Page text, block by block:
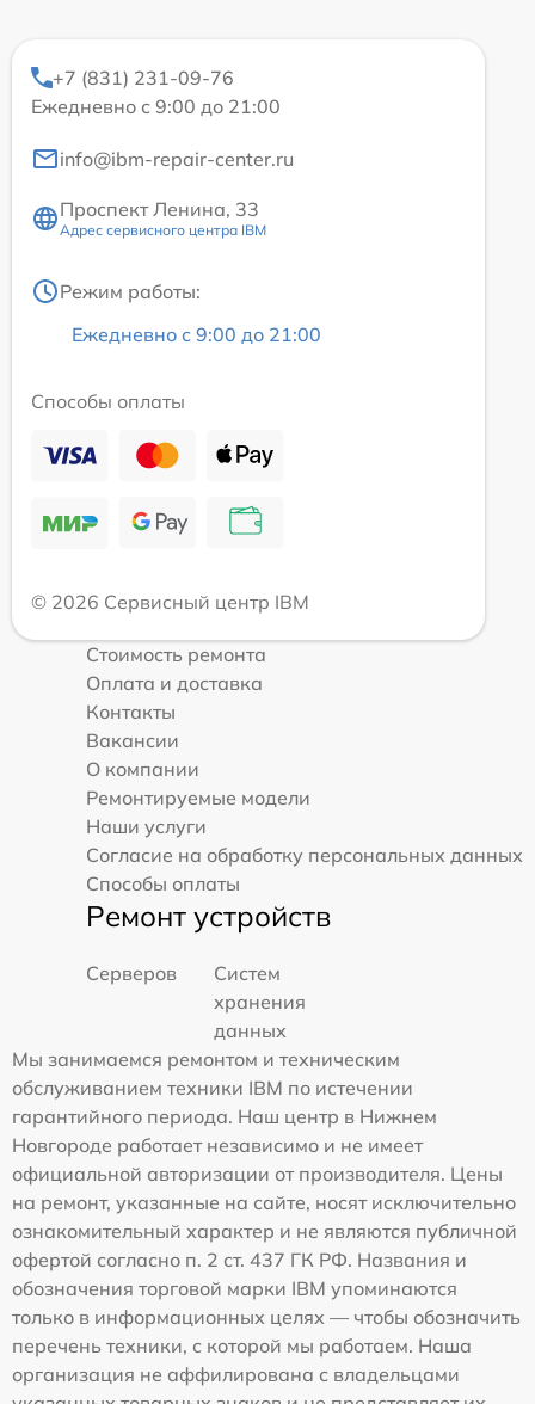
+7 (831) 231-09-76
Ежедневно с 9:00 до 21:00
info@ibm-repair-center.ru
Проспект Ленина, 33
Адрес сервисного центра IBM
Режим работы:
Ежедневно с 9:00 до 21:00
Способы оплаты
© 2026 Сервисный центр IBM
Стоимость ремонта
Оплата и доставка
Контакты
Вакансии
О компании
Ремонтируемые модели
Наши услуги
Согласие на обработку персональных данных
Способы оплаты
Ремонт устройств
Серверов
Систем
хранения
данных
Мы занимаемся ремонтом и техническим
обслуживанием техники IBM по истечении
гарантийного периода. Наш центр в Нижнем
Новгороде работает независимо и не имеет
официальной авторизации от производителя. Цены
на ремонт, указанные на сайте, носят исключительно
ознакомительный характер и не являются публичной
офертой согласно п. 2 ст. 437 ГК РФ. Названия и
обозначения торговой марки IBM упоминаются
только в информационных целях — чтобы обозначить
перечень техники, с которой мы работаем. Наша
организация не аффилирована с владельцами